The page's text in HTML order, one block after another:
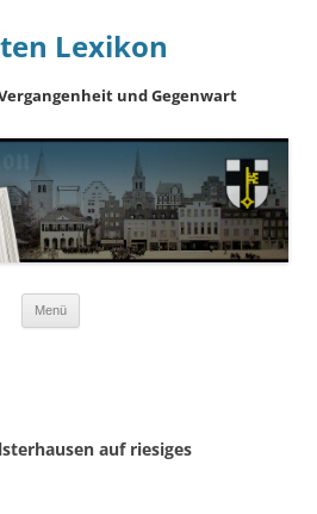
Lexikon
und Gegenwart
Menü
auf riesiges